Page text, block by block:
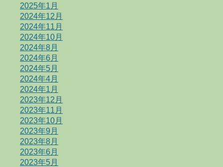
2025年1月
2024年12月
2024年11月
2024年10月
2024年8月
2024年6月
2024年5月
2024年4月
2024年1月
2023年12月
2023年11月
2023年10月
2023年9月
2023年8月
2023年6月
2023年5月